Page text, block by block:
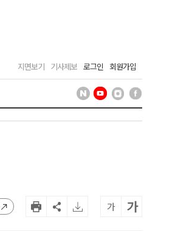
지면보기 기사제보 로그인 회원가입
가 가